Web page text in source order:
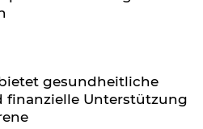
gesundheitliche
finanzielle Unterstützung